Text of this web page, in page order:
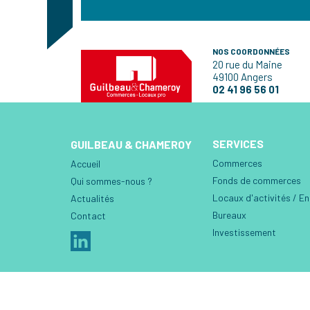
NOS COORDONNÉES
20 rue du Maine
49100 Angers
02 41 96 56 01
GUILBEAU & CHAMEROY
Accueil
Qui sommes-nous ?
Actualités
Contact
SERVICES
Commerces
Fonds de commerces
Locaux d'activités /
Bureaux
Investissement